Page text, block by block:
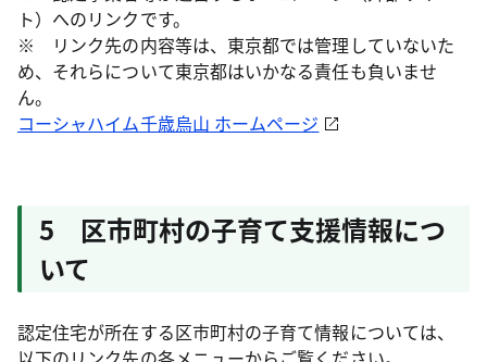
ト）へのリンクです。
※ リンク先の内容等は、東京都では管理していないた
め、それらについて東京都はいかなる責任も負いませ
ん。
コーシャハイム千歳烏山 ホームページ
5 区市町村の子育て支援情報につ
いて
認定住宅が所在する区市町村の子育て情報については、